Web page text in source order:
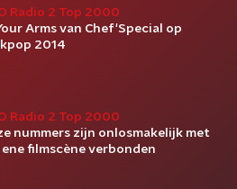
Radio 2 Top 2000
Arms van Chef'Special op
2014
Radio 2 Top 2000
nummers zijn onlosmakelijk met
ene filmscène verbonden